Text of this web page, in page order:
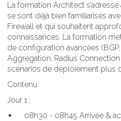
La formation Architect
se sont déjà bien familiarisés
Firewall et qui souhaitent
connaissances. La formation
de configuration avancées
Aggregation, Radius Connection
scénarios de déploiement plus
Contenu
Jour 1 :
08h30 - 08h45 Arrivée &